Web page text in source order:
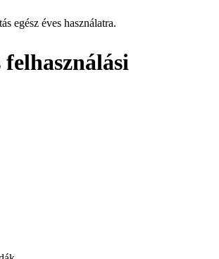
egész éves használatra.